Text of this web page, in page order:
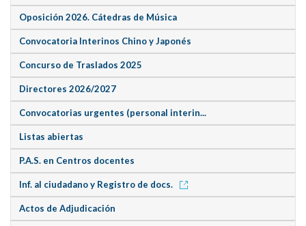
Oposición 2026. Cátedras de Música
Convocatoria Interinos Chino y Japonés
Concurso de Traslados 2025
Directores 2026/2027
Convocatorias urgentes (personal interin...
Listas abiertas
P.A.S. en Centros docentes
Inf. al ciudadano y Registro de docs.
Actos de Adjudicación